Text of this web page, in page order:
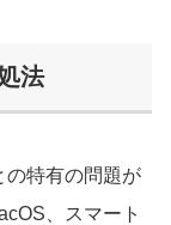
法
の特有の問題が
、スマート